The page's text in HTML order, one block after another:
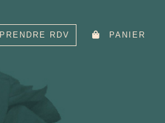
PRENDRE RDV PANIER